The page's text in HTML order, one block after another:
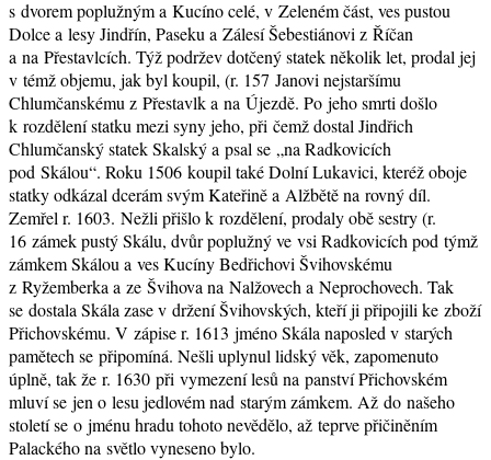
s dvorem poplužným a Kucíno celé, v Zeleném část, ves pustou
Dolce a lesy Jindřín, Paseku a Zálesí Šebestiánovi z Říčan
a na Přestavlcích. Týž podržev dotčený statek několik let, prodal jej
v témž objemu, jak byl koupil, (r. 157 Janovi nejstaršímu
Chlumčanskému z Přestavlk a na Újezdě. Po jeho smrti došlo
k rozdělení statku mezi syny jeho, při čemž dostal Jindřich
Chlumčanský statek Skalský a psal se „na Radkovicích
pod Skálou“. Roku 1506 koupil také Dolní Lukavici, kteréž oboje
statky odkázal dcerám svým Kateřině a Alžbětě na rovný díl.
Zemřel r. 1603. Nežli přišlo k rozdělení, prodaly obě sestry (r.
16 zámek pustý Skálu, dvůr poplužný ve vsi Radkovicích pod týmž
zámkem Skálou a ves Kucíny Bedřichovi Švihovskému
z Ryžemberka a ze Švihova na Nalžovech a Neprochovech. Tak
se dostala Skála zase v držení Švihovských, kteří ji připojili ke zboží
Přichovskému. V zápise r. 1613 jméno Skála naposled v starých
pamětech se připomíná. Nešli uplynul lidský věk, zapomenuto
úplně, tak že r. 1630 při vymezení lesů na panství Přichovském
mluví se jen o lesu jedlovém nad starým zámkem. Až do našeho
století se o jménu hradu tohoto nevědělo, až teprve přičiněním
Palackého na světlo vyneseno bylo.